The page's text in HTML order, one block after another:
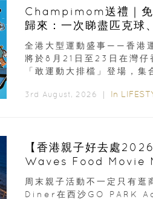
Champimom送禮｜
歸來：一次睇盡匹克球
展覽
全港大型運動盛事——香港
將於8月21日至23日在灣仔
「敢運動大排檔」登場，集
3rd August, 2026 ｜ In
【香港親子好去處
Waves Food Movie
周末親子活動不一定只有
Diner在西沙GO PARK